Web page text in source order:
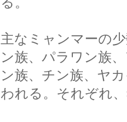
主な ミャンマーの
ン族、パラワン族
ン族、チン族、ヤ
われる。それぞれ